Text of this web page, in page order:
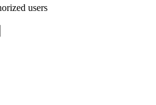
users